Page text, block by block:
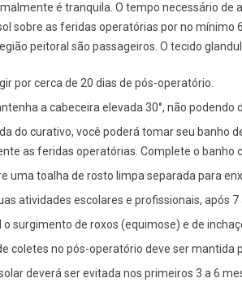
é tranquila. O tempo necessário de
sobre as feridas operatórias por no mínimo
peitoral são passageiros. O tecido
por cerca de 20 dias de pós-operatório.
a cabeceira elevada 30°, não podendo
do curativo, você poderá tomar seu banho
as feridas operatórias. Complete o banho
uma toalha de rosto limpa separada para
atividades escolares e profissionais, após
o surgimento de roxos (equimose) e de
coletes no pós-operatório deve ser mantida
deverá ser evitada nos primeiros 3 a 6